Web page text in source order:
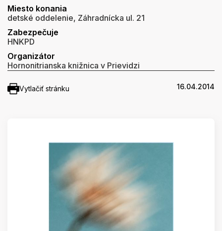
Miesto konania
detské oddelenie, Záhradnícka ul. 21
Zabezpečuje
HNKPD
Organizátor
Hornonitrianska knižnica v Prievidzi
Vytlačiť stránku 16.04.2014